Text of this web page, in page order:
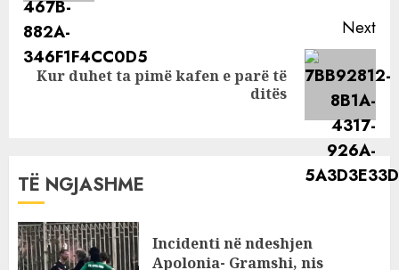
Next
Next
Kur duhet ta pimë kafen e parë të
ditës
TË NGJASHME
Incidenti në ndeshjen
Apolonia- Gramshi, nis